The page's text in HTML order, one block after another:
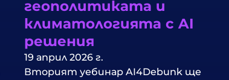
геополитиката и
климатологията с AI
решения
19 април 2026 г.
Вторият уебинар AI4Debunk ще